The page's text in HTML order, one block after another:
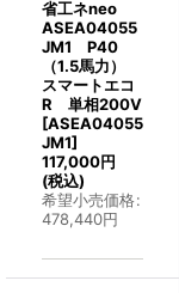
省工ネneo
ASEA04055
JM1 P40
（1.5馬力）
スマートエコ
R 単相200V
[ASEA04055
JM1]
117,000円
(税込)
希望小売価格:
478,440円